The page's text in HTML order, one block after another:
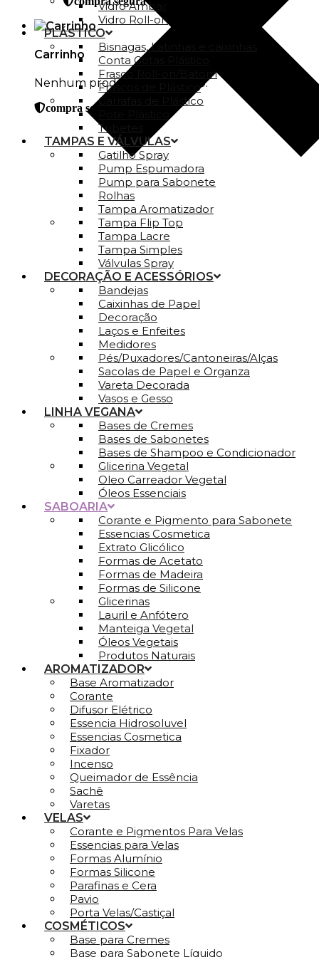
Carrinho
Nenhum produto no carrinho.
compra segura
Vidro Ambar
Vidro Roll-on
PLÁSTICO
Bisnagas, Latinhas e caixinhas
Conta Gotas Plástico
Frasco Roll-on/Batom
Frascos de Plástico
Garrafas de Plástico
Tubetes
TAMPAS E VÁLVULAS
Gatilho Spray
Pump Espumadora
Pump para Sabonete
Rolhas
Tampa Aromatizador
Tampa Flip Top
Tampa Lacre
Tampa Simples
Válvulas Spray
DECORAÇÃO E ACESSÓRIOS
Bandejas
Caixinhas de Papel
Decoração
Laços e Enfeites
Medidores
Pés/Puxadores/Cantoneiras/Alças
Sacolas de Papel e Organza
Vareta Decorada
Vasos e Gesso
LINHA VEGANA
Bases de Cremes
Bases de Sabonetes
Bases de Shampoo e Condicionador
Glicerina Vegetal
Oleo Carreador Vegetal
Óleos Essenciais
SABOARIA
Corante e Pigmento para Sabonete
Essencias Cosmetica
Extrato Glicólico
Formas de Acetato
Formas de Madeira
Formas de Silicone
Glicerinas
Lauril e Anfótero
Manteiga Vegetal
Óleos Vegetais
Produtos Naturais
AROMATIZADOR
Base Aromatizador
Corante
Difusor Elétrico
Essencia Hidrosoluvel
Essencias Cosmetica
Fixador
Incenso
Queimador de Essência
Sachê
Varetas
VELAS
Corante e Pigmentos Para Velas
Essencias para Velas
Formas Alumínio
Formas Silicone
Parafinas e Cera
Pavio
Porta Velas/Castiçal
COSMÉTICOS
Base para Cremes
Base para Sabonete Líquido